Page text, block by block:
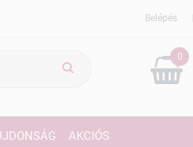
Belépés
0
AKCIÓS